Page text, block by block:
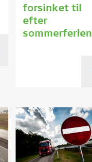
forsinket til
efter
sommerferien